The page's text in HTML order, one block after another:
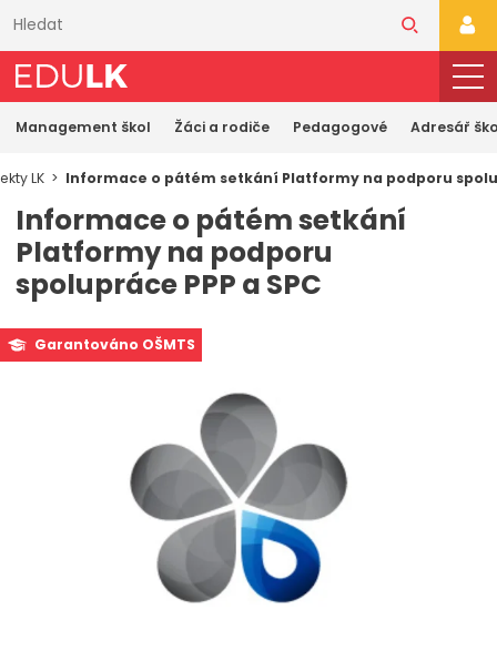
obsahu
Management škol Žáci a rodiče Pedagogové Adresář
LK Informace o pátém setkání Platformy na podporu
Informace o pátém setkání
Platformy na podporu
spolupráce PPP a SPC
Garantováno OŠMTS